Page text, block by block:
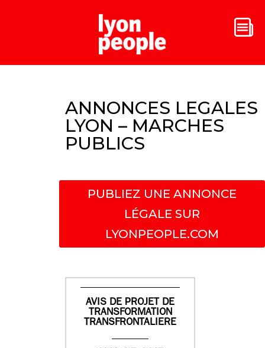
ANNONCES LEGALES
LYON – MARCHES
PUBLICS
PUBLIEZ UNE ANNONCE
LÉGALE SUR
LYONPEOPLE.COM
AVIS DE PROJET DE
TRANSFORMATION
TRANSFRONTALIERE